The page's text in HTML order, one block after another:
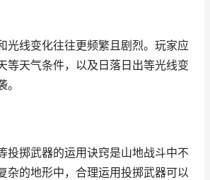
光线变化往往更频繁且剧烈。玩家应
等天气条件，以及日落日出等光线变
投掷武器的运用诀窍是山地战斗中不
杂的地形中，合理运用投掷武器可以